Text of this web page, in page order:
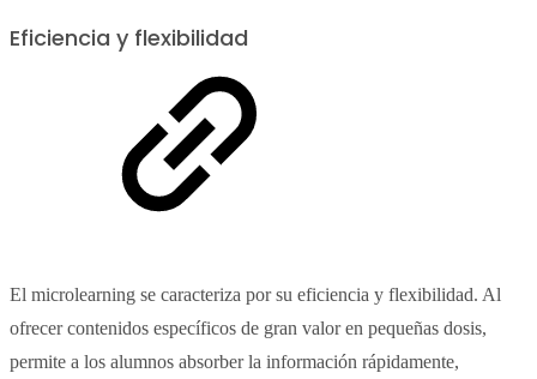
Eficiencia y flexibilidad
El microlearning se caracteriza por su eficiencia y flexibilidad. Al
ofrecer contenidos específicos de gran valor en pequeñas dosis,
permite a los alumnos absorber la información rápidamente,